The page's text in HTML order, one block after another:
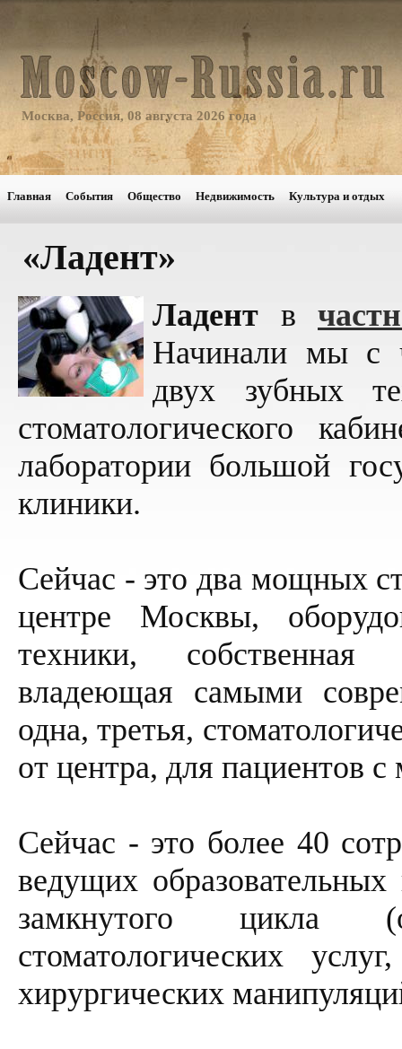
Москва, Россия, 08 августа 2026 года
Главная События Общество Недвижимость Культура и отдых
«Ладент»
Ладент в
Начинали мы с
двух зубных
стоматологического
лаборатории большой
клиники.
Сейчас - это два мощных
центре Москвы,
техники, собственная
владеющая самыми
одна, третья,
от центра, для пациентов
Сейчас - это более 40
ведущих
замкнутого цикла
стоматологических
хирургических